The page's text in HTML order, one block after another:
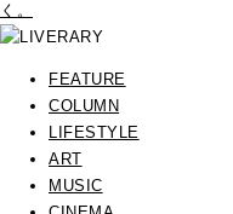
く。
FEATURE
COLUMN
LIFESTYLE
ART
MUSIC